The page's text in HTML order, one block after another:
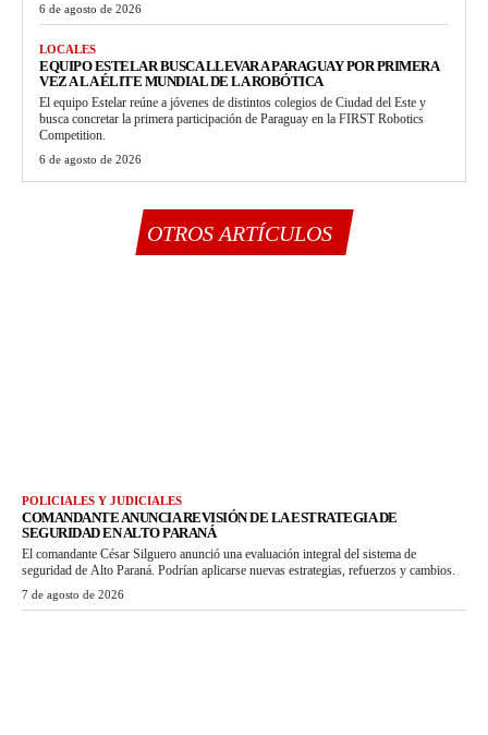
6 de agosto de 2026
LOCALES
EQUIPO ESTELAR BUSCA LLEVAR A PARAGUAY POR PRIMERA
VEZ A LA ÉLITE MUNDIAL DE LA ROBÓTICA
El equipo Estelar reúne a jóvenes de distintos colegios de Ciudad del Este y
busca concretar la primera participación de Paraguay en la FIRST Robotics
Competition.
6 de agosto de 2026
OTROS ARTÍCULOS
POLICIALES Y JUDICIALES
COMANDANTE ANUNCIA REVISIÓN DE LA ESTRATEGIA DE
SEGURIDAD EN ALTO PARANÁ
El comandante César Silguero anunció una evaluación integral del sistema de
seguridad de Alto Paraná. Podrían aplicarse nuevas estrategias, refuerzos y cambios.
7 de agosto de 2026